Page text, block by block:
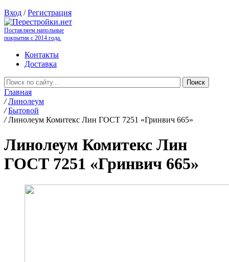
Вход /Регистрация
Поставляем напольные
покрытия с 2014 года.
Контакты
Доставка
Главная
/ Линолеум
/ Бытовой
/ Линолеум Комитекс Лин ГОСТ 7251 «Гринвич 665»
Линолеум Комитекс Лин
ГОСТ 7251 «Гринвич 665»